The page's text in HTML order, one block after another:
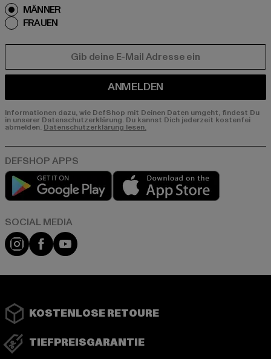
MÄNNER
FRAUEN
ANMELDEN
Informationen dazu, wie DefShop mit Deinen Daten umgeht, findest Du
in unserer Datenschutzerklärung. Du kannst Dich jederzeit kostenfei
abmelden. Datenschutzerklärung lesen.
Play market
Instagram
FacebookYouTube
KOSTENLOSE RETOURE
TIEFPREISGARANTIE